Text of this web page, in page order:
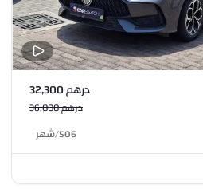
درهم 32,300
درهم 36,000
506
/شهر